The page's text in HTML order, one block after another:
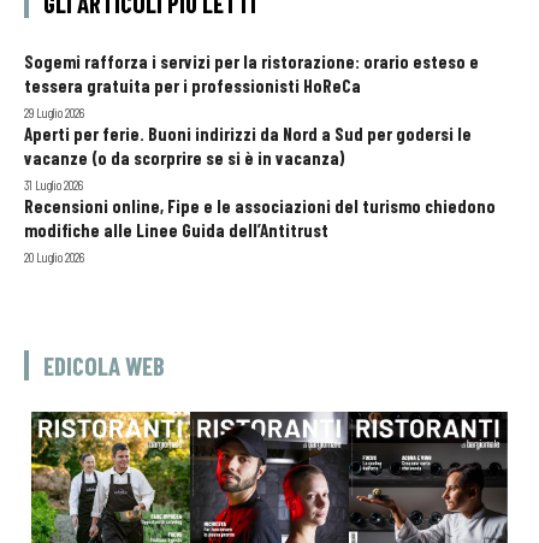
Sogemi rafforza i servizi per la ristorazione: orario esteso e
tessera gratuita per i professionisti HoReCa
29 Luglio 2026
Aperti per ferie. Buoni indirizzi da Nord a Sud per godersi le
vacanze (o da scorprire se si è in vacanza)
31 Luglio 2026
Recensioni online, Fipe e le associazioni del turismo chiedono
modifiche alle Linee Guida dell’Antitrust
20 Luglio 2026
EDICOLA WEB